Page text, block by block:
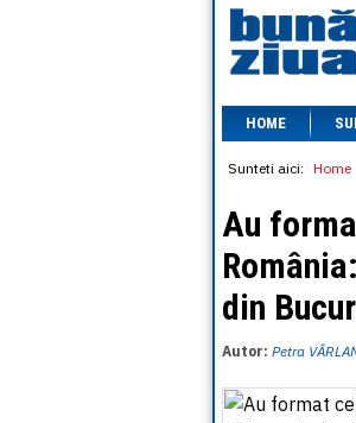
HOME
Sunteti aici: Home
Au
din
Autor: Petra